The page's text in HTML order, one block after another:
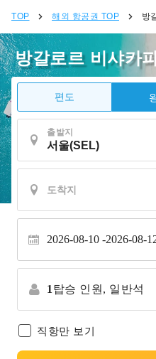
TOP 해외 항공권 TOP 방
방갈로르 비샤카
편도
출발지
2026-08-10 2026-08-
1 탑승 인원, 일반석
직항만 보기